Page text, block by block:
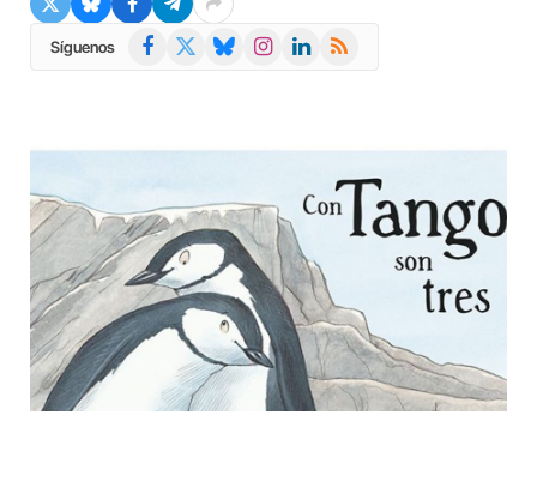
Síguenos Facebook BlueskyInstagramLinkedIn
RSS